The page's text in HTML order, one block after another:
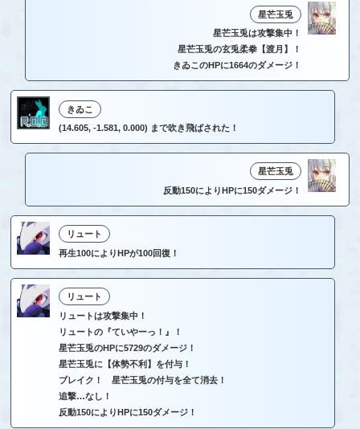
星芒玉兎
星芒玉兎は攻撃集中！
星芒玉兎の玄兎柔拳【渡月】！
きゐこのHPに1664のダメージ！
きゐこ
(14.605, -1.581, 0.000) まで吹き飛ばされた！
星芒玉兎
反動150によりHPに150ダメージ！
リュート
再生100によりHPが100回復！
リュート
リュートは攻撃集中！
リュートの『ていやーっ！』！
星芒玉兎のHPに5729のダメージ！
星芒玉兎に【体勢不利】を付与！
ブレイク！ 星芒玉兎の付与を全て消去！
追撃…なし！
反動150によりHPに150ダメージ！